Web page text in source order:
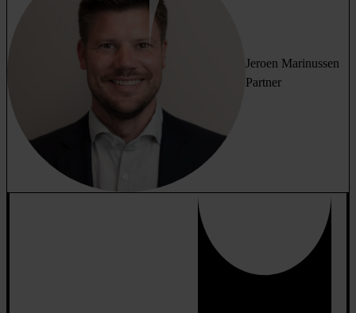
Jeroen Marinussen
Partner